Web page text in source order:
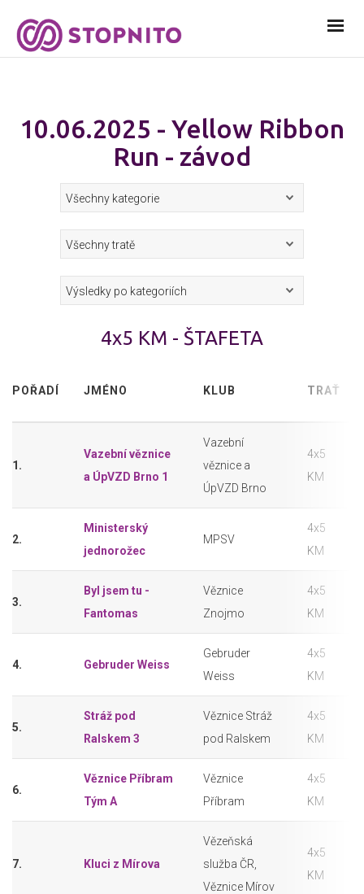
10.06.2025 - Yellow Ribbon
Run - závod
4x5 KM - ŠTAFETA
POŘADÍ JMÉNO KLUB TRAŤ
1.
Vazební věznice
a ÚpVZD Brno 1
Vazební
věznice a
ÚpVZD Brno
4x5
KM
2.
Ministerský
jednorožec
MPSV
4x5
KM
3.
Byl jsem tu -
Fantomas
Věznice
Znojmo
4x5
KM
4. Gebruder Weiss
Gebruder
Weiss
4x5
KM
5.
Stráž pod
Ralskem 3
Věznice Stráž
pod Ralskem
4x5
KM
6.
Věznice Příbram
Tým A
Věznice
Příbram
4x5
KM
7. Kluci z Mírova
Vězeňská
služba ČR,
Věznice Mírov
4x5
KM